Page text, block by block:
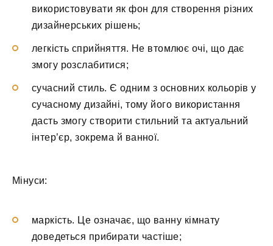
використовувати як фон для створення різних
дизайнерських рішень;
легкість сприйняття. Не втомлює очі, що дає
змогу розслабитися;
сучасний стиль. Є одним з основних кольорів у
сучасному дизайні, тому його використання
дасть змогу створити стильний та актуальний
інтер’єр, зокрема й ванної.
Мінуси:
маркість. Це означає, що ванну кімнату
доведеться прибирати частіше;